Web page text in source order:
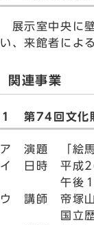
展示室中央に
い、来館者によ
関連事業
１ 第74回文化
ア 演題 「絵馬
イ 日時 平成26
午後１時30
ウ 講師 帝塚山
国立歴史民